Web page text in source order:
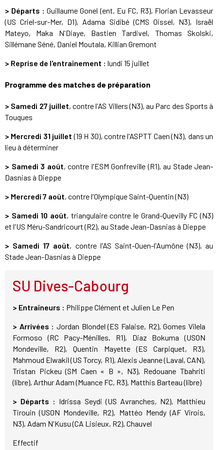
> Départs : Guillaume Gonel (ent, Eu FC, R3), Florian Levasseur
(US Criel-sur-Mer, D1), Adama Sidibé (CMS Oissel, N3), Israël
Mateyo, Maka N'Diaye, Bastien Tardivel, Thomas Skolski,
Sillémane Séné, Daniel Moutala, Killian Gremont
> Reprise de l'entraînement : lundi 15 juillet
Programme des matches de préparation
> Samedi 27 juillet, contre l'AS Villers (N3), au Parc des Sports à
Touques
> Mercredi 31 juillet (19 H 30), contre l'ASPTT Caen (N3), dans un
lieu à déterminer
> Samedi 3 août, contre l'ESM Gonfreville (R1), au Stade Jean-
Dasnias à Dieppe
> Mercredi 7 août, contre l'Olympique Saint-Quentin (N3)
> Samedi 10 août, triangulaire contre le Grand-Quevilly FC (N3)
et l'US Méru-Sandricourt (R2), au Stade Jean-Dasnias à Dieppe
> Samedi 17 août, contre l'AS Saint-Ouen-l'Aumône (N3), au
Stade Jean-Dasnias à Dieppe
SU Dives-Cabourg
> Entraîneurs : Philippe Clément et Julien Le Pen
> Arrivées : Jordan Blondel (ES Falaise, R2), Gomes Vilela
Formoso (RC Pacy-Ménilles, R1), Diaz Bokuma (USON
Mondeville, R2), Quentin Mayette (ES Carpiquet, R3),
Mahmoud Elwakil (US Torcy, R1), Alexis Jeanne (Laval, CAN),
Tristan Pickeu (SM Caen « B », N3), Redouane Tbahriti
(libre), Arthur Adam (Muance FC, R3), Matthis Barteau (libre)
> Départs : Idrissa Seydi (US Avranches, N2), Matthieu
Tirouin (USON Mondeville, R2), Mattéo Mendy (AF Virois,
N3), Adam N'Kusu (CA Lisieux, R2), Chauvel
Effectif